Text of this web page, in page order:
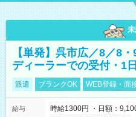
【単発】呉市広／8／8
ディーラーでの受付・1
派遣 ブランクOK WEB登録・面
給与
時給1300円 ・日額：